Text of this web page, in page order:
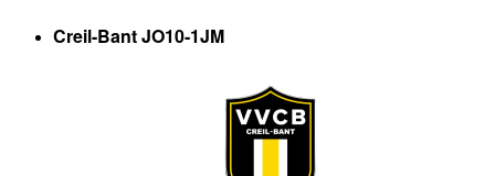
Creil-Bant JO10-1JM